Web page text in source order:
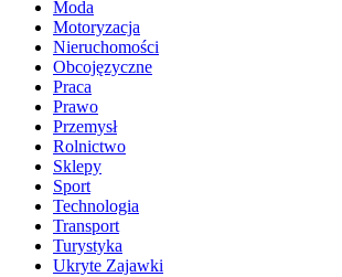
Moda
Motoryzacja
Nieruchomości
Obcojęzyczne
Praca
Prawo
Przemysł
Rolnictwo
Sklepy
Sport
Technologia
Transport
Turystyka
Ukryte Zajawki